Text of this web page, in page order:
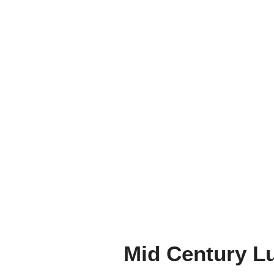
Mid Century